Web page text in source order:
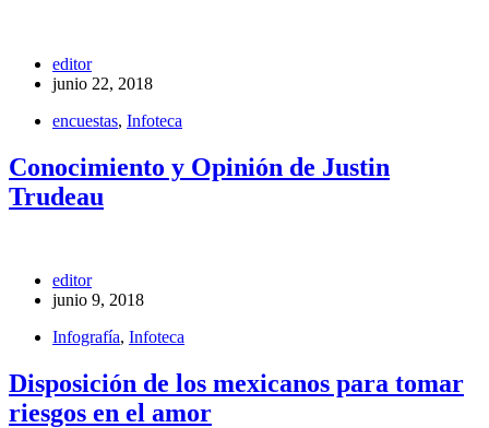
editor
junio 22, 2018
encuestas, Infoteca
Conocimiento y Opinión de Justin
Trudeau
editor
junio 9, 2018
Infografía, Infoteca
Disposición de los mexicanos para tomar
riesgos en el amor